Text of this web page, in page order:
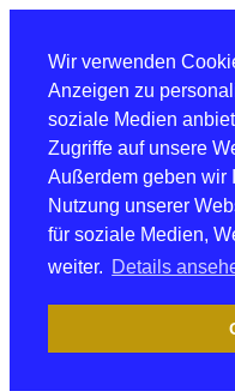
Wir verwenden
Anzeigen zu
soziale Medien
Zugriffe auf unsere
Außerdem geben wir
Nutzung unserer
für soziale Medien,
weiter. Details